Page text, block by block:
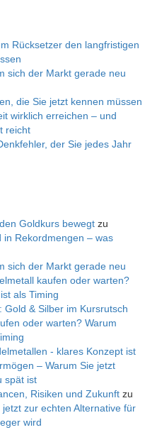
Rücksetzer den langfristigen
sich der Markt gerade neu
die Sie jetzt kennen müssen
wirklich erreichen – und
reicht
der Sie jedes Jahr
Goldkurs bewegt zu
Rekordmengen – was
sich der Markt gerade neu
kaufen oder warten?
als Timing
& Silber im Kursrutsch
oder warten? Warum
- klares Konzept ist
– Warum Sie jetzt
spät ist
Risiken und Zukunft zu
zur echten Alternative für
wird